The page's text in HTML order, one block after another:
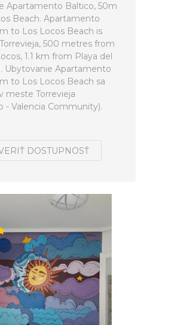
Apartamento Baltico, 50m
Beach. Apartamento
to Los Locos Beach is
500 metres from
1.1 km from Playa del
Ubytovanie Apartamento
to Los Locos Beach sa
meste Torrevieja
- Valencia Community).
DOSTUPNOSŤ